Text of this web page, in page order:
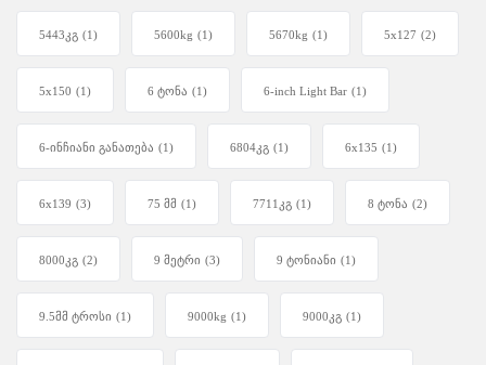
5443კგ (1) 5600kg (1) 5670kg (1) 5x127 (2)
5x150 (1) 6 ტონა (1) 6-inch Light Bar (1)
6-ინჩიანი განათება (1) 6804კგ (1) 6x135 (1)
6x139 (3) 75 მმ (1) 7711კგ (1) 8 ტონა (2)
8000კგ (2) 9 მეტრი (3) 9 ტონიანი (1)
9.5მმ ტროსი (1) 9000kg (1) 9000კგ (1)